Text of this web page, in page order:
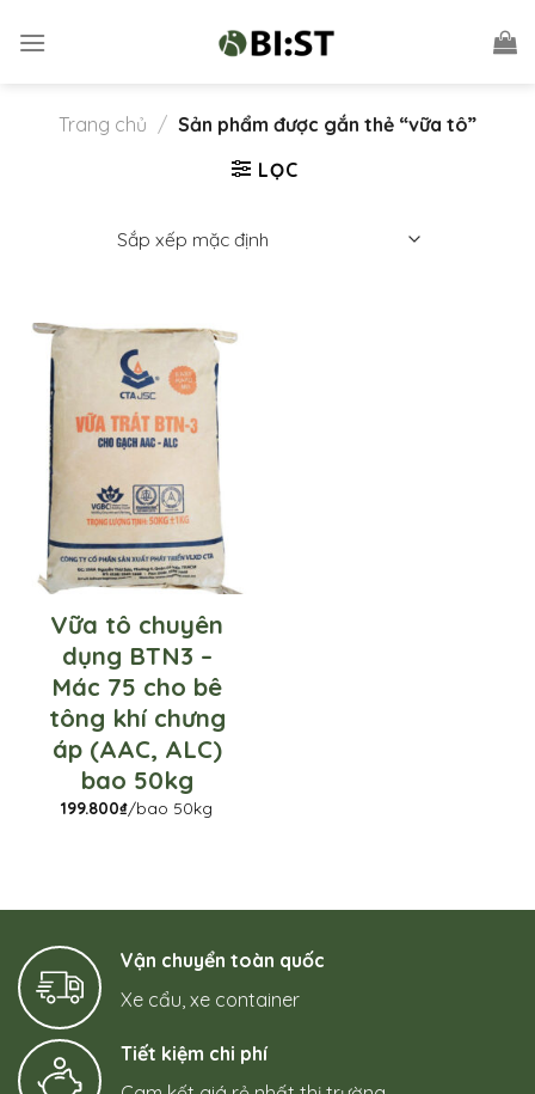
Trang chủ / Sản phẩm được gắn thẻ “vữa tô”
LỌC
Vữa tô chuyên
dụng BTN3 –
Mác 75 cho bê
tông khí chưng
áp (AAC, ALC)
bao 50kg
199.800₫/bao 50kg
Vận chuyển toàn quốc
Xe cẩu, xe container
Tiết kiệm chi phí